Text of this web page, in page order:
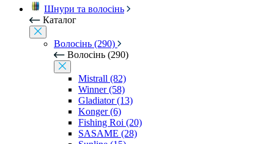
Шнури та волосінь
Каталог
Волосінь (290)
Волосінь (290)
Mistrall (82)
Winner (58)
Gladiator (13)
Konger (6)
Fishing Roi (20)
SASAME (28)